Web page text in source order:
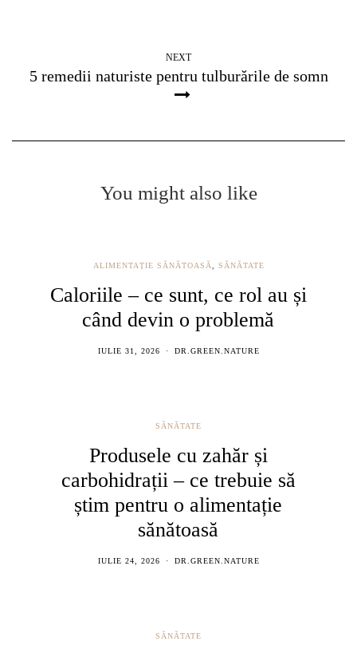
NEXT
5 remedii naturiste pentru tulburările de somn
You might also like
ALIMENTAȚIE SĂNĂTOASĂ SĂNĂTATE
Caloriile – ce sunt, ce rol au și
când devin o problemă
IULIE 31, 2026 DR.GREEN.NATURE
SĂNĂTATE
Produsele cu zahăr și
carbohidrații – ce trebuie să
știm pentru o alimentație
sănătoasă
IULIE 24, 2026 DR.GREEN.NATURE
SĂNĂTATE